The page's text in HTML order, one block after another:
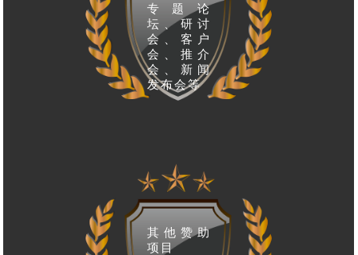
专题论
坛、研讨
会、客户
会、推介
会、新闻
发布会等
其他赞助
项目